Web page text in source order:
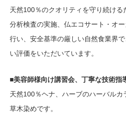
天然100％のクオリティを守り続ける
分析検査の実施、仏エコサート・オ
行い、安全基準の厳しい自然食業界
い評価をいただいています。
■美容師様向け講習会、丁寧な技術指
天然100％ヘナ、ハーブのハーバルカ
草木染めです。